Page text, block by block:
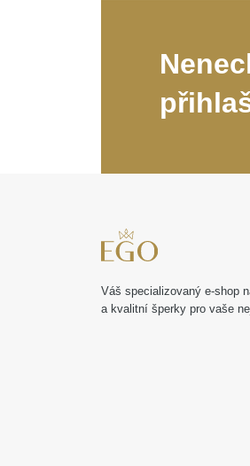
Váš specializovaný e-shop
a kvalitní šperky pro vaše